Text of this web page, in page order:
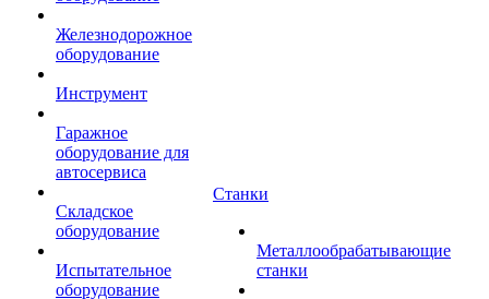
Железнодорожное
оборудование
Инструмент
Гаражное
оборудование для
автосервиса
Складское
оборудование
Испытательное
оборудование
Станки
Металлообрабатывающие
станки